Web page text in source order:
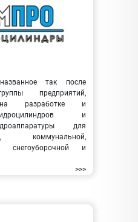
так после
предприятий,
на разработке и
и
для
коммунальной,
снегоуборочной и
>>>